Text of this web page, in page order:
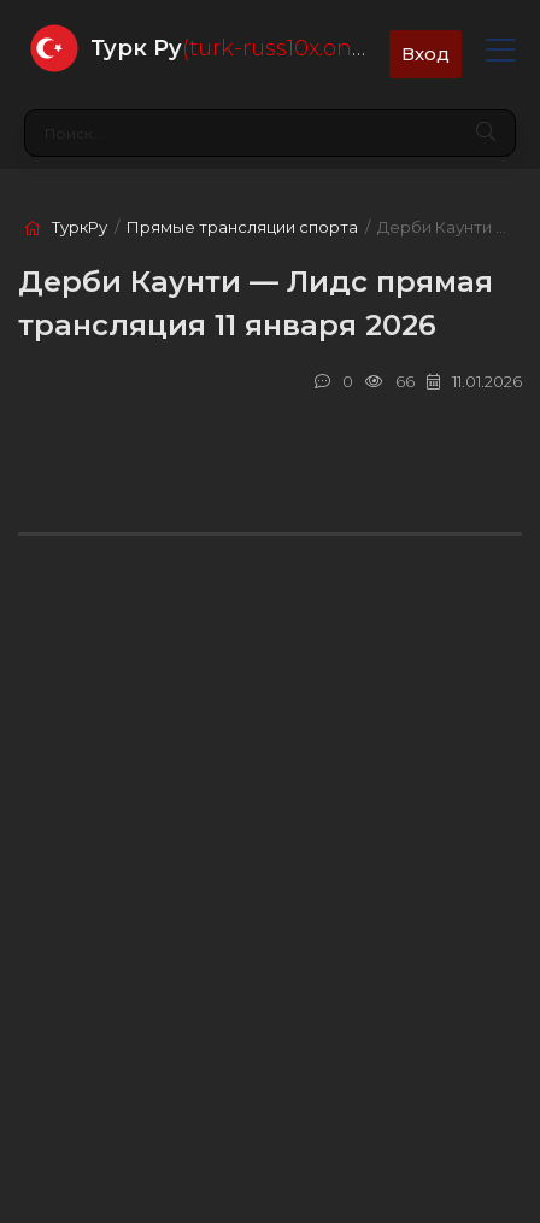
Турк Ру(turk-russ10x.online) Вход
ТуркРу / Прямые трансляции спорта / Дерби Каунти — Лидс
Дерби Каунти — Лидс прямая
трансляция 11 января 2026
11.01.2026
66
0